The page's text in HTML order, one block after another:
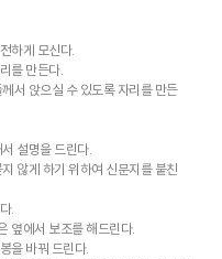
하게 모신다.
를 만든다.
서 앉으실 수 있도록 자리를 만든
설명을 드린다.
않게 하기 위하여 신문지를 붙친
.
옆에서 보조를 해드린다.
을 바꿔 드린다.